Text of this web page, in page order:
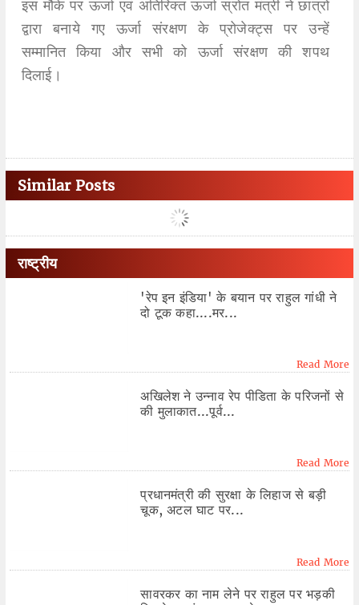
इस मौके पर ऊर्जा एवं अतिरिक्त ऊर्जा स्रोत मंत्री ने छात्रों
द्वारा बनाये गए ऊर्जा संरक्षण के प्रोजेक्ट्स पर उन्हें
सम्मानित किया और सभी को ऊर्जा संरक्षण की शपथ
दिलाई।
Similar Posts
राष्ट्रीय
'रेप इन इंडिया' के बयान पर राहुल गांधी ने
दो टूक कहा....मर...
Read More
अखिलेश ने उन्नाव रेप पीडिता के परिजनों से
की मुलाकात...पूर्व...
Read More
प्रधानमंत्री की सुरक्षा के लिहाज से बड़ी
चूक, अटल घाट पर...
Read More
सावरकर का नाम लेने पर राहुल पर भड़की